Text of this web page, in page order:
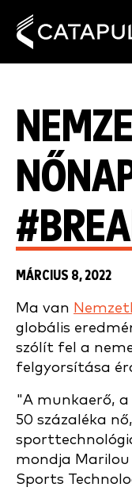
MÁRCIUS 8, 2022
Ma van
globális
szólít fel a
felgyorsítása
"A munkaerő,
50 százaléka
mondja
Sports